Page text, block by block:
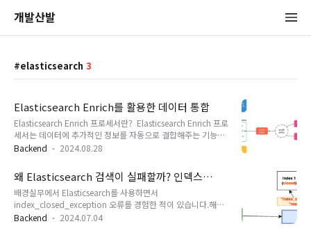
개발산발
elasticsearch 3
Elasticsearch Enrich를 활용한 데이터 통합
Elasticsearch Enrich 프로세서란? Elasticsearch Enrich 프로
세서는 데이터에 추가적인 정보를 자동으로 결합해주는 기능입
니다. 이 기능은 Elasticsearch 7.5 버전부터 제공되며, 특정 데
른 인덱스의 데이터와 결합할 수 있게 해줍니다.Enrich 프로세
서를 사용하기 위해서는 Elasticsearch 클러스터 내에 인제스트
(Ingest) 노드가 필요합니다. Ingest 노드는 Ingest Pipeline을
통해 문서가 처리될 때 필수적인 역할을 하며, 데이터를 통합하
거나 변환하는 과정을 처리합니다. Enrich Index의 특성
Backend 2024.08.28
왜 Elasticsearch 검색이 실패할까? 인덱스
Close와 Alias의 관계
배경실무에서 Elasticsearch를 사용하면서
index_closed_exception 오류를 경험한 적이 있습니다.해당
에러는 ES에서 4XX대 응답을 내려주고 있지만 자칫하면 검색이
Backend 2024.07.04